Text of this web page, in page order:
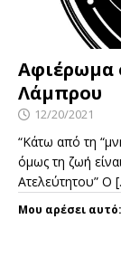
Αφιέρωμα
Λάμπρου
12/20/2021
“Κάτω από τη
όμως τη ζωή
Ατελεύτητου” Ο
Μου αρέσει αυτό: